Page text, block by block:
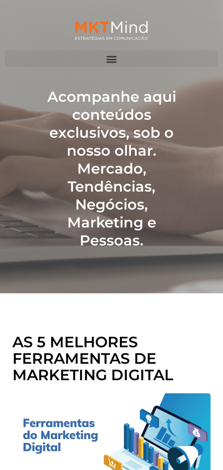
Acompanhe aqui
conteúdos
exclusivos, sob o
nosso olhar.
Mercado,
Tendências,
Negócios,
Marketing e
Pessoas.
AS 5 MELHORES
FERRAMENTAS DE
MARKETING DIGITAL